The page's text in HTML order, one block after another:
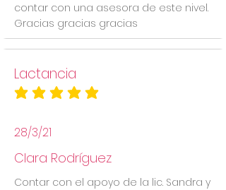
contar con una asesora de este nivel.
Gracias gracias gracias
Lactancia
la calificación promedio es 5 de 5
28/3/21
Clara Rodríguez
Contar con el apoyo de la lic. Sandra y